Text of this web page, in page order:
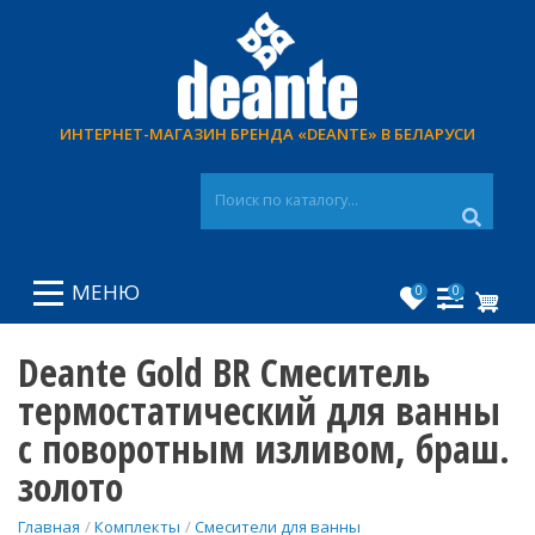
Перейти
к
основному
содержанию
ИНТЕРНЕТ-МАГАЗИН БРЕНДА «DEANTE» В БЕЛАРУСИ
МЕНЮ 0 0
Deante Gold BR Смеситель
термостатический для ванны
с поворотным изливом, браш.
золото
Главная Комплекты Смесители для ванны